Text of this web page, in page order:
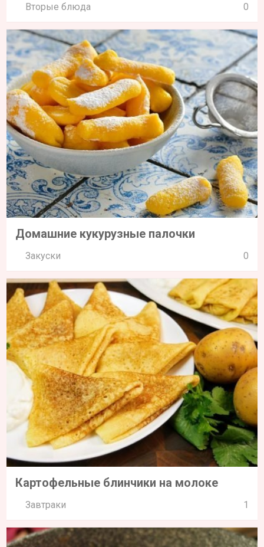
Вторые блюда 0
Домашние кукурузные палочки
Закуски 0
Картофельные блинчики на молоке
Завтраки 1